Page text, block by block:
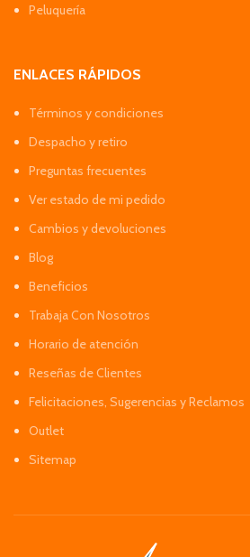
Peluquería
ENLACES RÁPIDOS
Términos y condiciones
Despacho y retiro
Preguntas frecuentes
Ver estado de mi pedido
Cambios y devoluciones
Blog
Beneficios
Trabaja Con Nosotros
Horario de atención
Reseñas de Clientes
Felicitaciones, Sugerencias y Reclamos
Outlet
Sitemap